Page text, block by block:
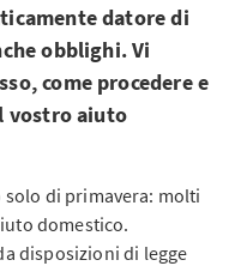
datore di
obblighi. Vi
come procedere e
vostro aiuto
di primavera: molti
domestico.
disposizioni di legge